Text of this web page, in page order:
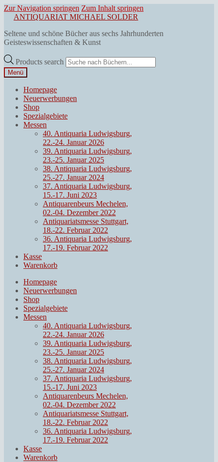
Zur Navigation springen Zum Inhalt springen
ANTIQUARIAT MICHAEL SOLDER
Seltene und schöne Bücher aus sechs Jahrhunderten
Geisteswissenschaften & Kunst
Products search
Menü
Homepage
Neuerwerbungen
Shop
Spezialgebiete
Messen
40. Antiquaria Ludwigsburg,
22.-24. Januar 2026
39. Antiquaria Ludwigsburg,
23.-25. Januar 2025
38. Antiquaria Ludwigsburg,
25.-27. Januar 2024
37. Antiquaria Ludwigsburg,
15.-17. Juni 2023
Antiquarenbeurs Mechelen,
02.-04. Dezember 2022
Antiquariatsmesse Stuttgart,
18.-22. Februar 2022
36. Antiquaria Ludwigsburg,
17.-19. Februar 2022
Kasse
Warenkorb
Homepage
Neuerwerbungen
Shop
Spezialgebiete
Messen
40. Antiquaria Ludwigsburg,
22.-24. Januar 2026
39. Antiquaria Ludwigsburg,
23.-25. Januar 2025
38. Antiquaria Ludwigsburg,
25.-27. Januar 2024
37. Antiquaria Ludwigsburg,
15.-17. Juni 2023
Antiquarenbeurs Mechelen,
02.-04. Dezember 2022
Antiquariatsmesse Stuttgart,
18.-22. Februar 2022
36. Antiquaria Ludwigsburg,
17.-19. Februar 2022
Kasse
Warenkorb